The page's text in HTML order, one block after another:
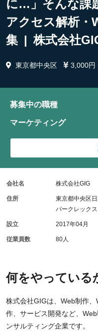
に…」そんな課
アクセス解析・
集 | 株式会社
東京都中央区 3,000円
何をやっている
株式会社GIGは、Web制作
作、サービス開発など、
ンサルティング企業です。
募集中の職種
マーケティング
会社名 株式会社GIG
住所
東京都中央区
パークレック
設立 2017年04月
従業員数 80人